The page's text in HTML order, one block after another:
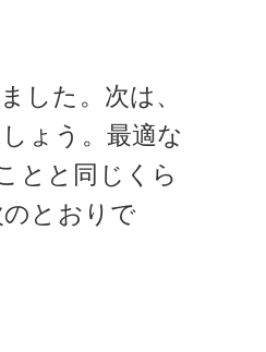
した。次は、
ょう。最適な
とと同じくら
とおりで